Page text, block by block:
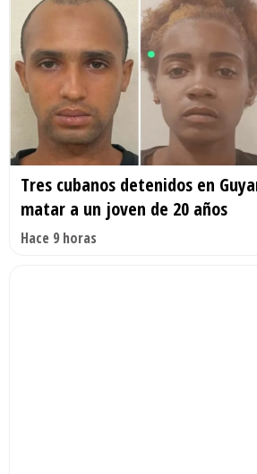
Tres cubanos detenidos en
matar a un joven de 20 años
Hace 9 horas